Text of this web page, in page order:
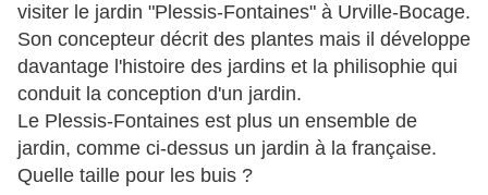
visiter le jardin "Plessis-Fontaines" à Urville-Bocage.
Son concepteur décrit des plantes mais il développe
davantage l'histoire des jardins et la philisophie qui
conduit la conception d'un jardin.
Le Plessis-Fontaines est plus un ensemble de
jardin, comme ci-dessus un jardin à la française.
Quelle taille pour les buis ?